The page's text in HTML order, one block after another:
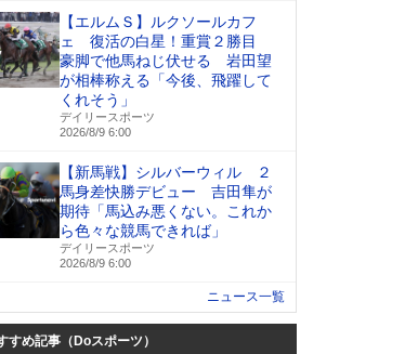
【エルムＳ】ルクソールカフ
ェ 復活の白星！重賞２勝目
豪脚で他馬ねじ伏せる 岩田望
が相棒称える「今後、飛躍して
くれそう」
デイリースポーツ
2026/8/9 6:00
【新馬戦】シルバーウィル ２
馬身差快勝デビュー 吉田隼が
期待「馬込み悪くない。これか
ら色々な競馬できれば」
デイリースポーツ
2026/8/9 6:00
ニュース一覧
すめ記事（Doスポーツ）